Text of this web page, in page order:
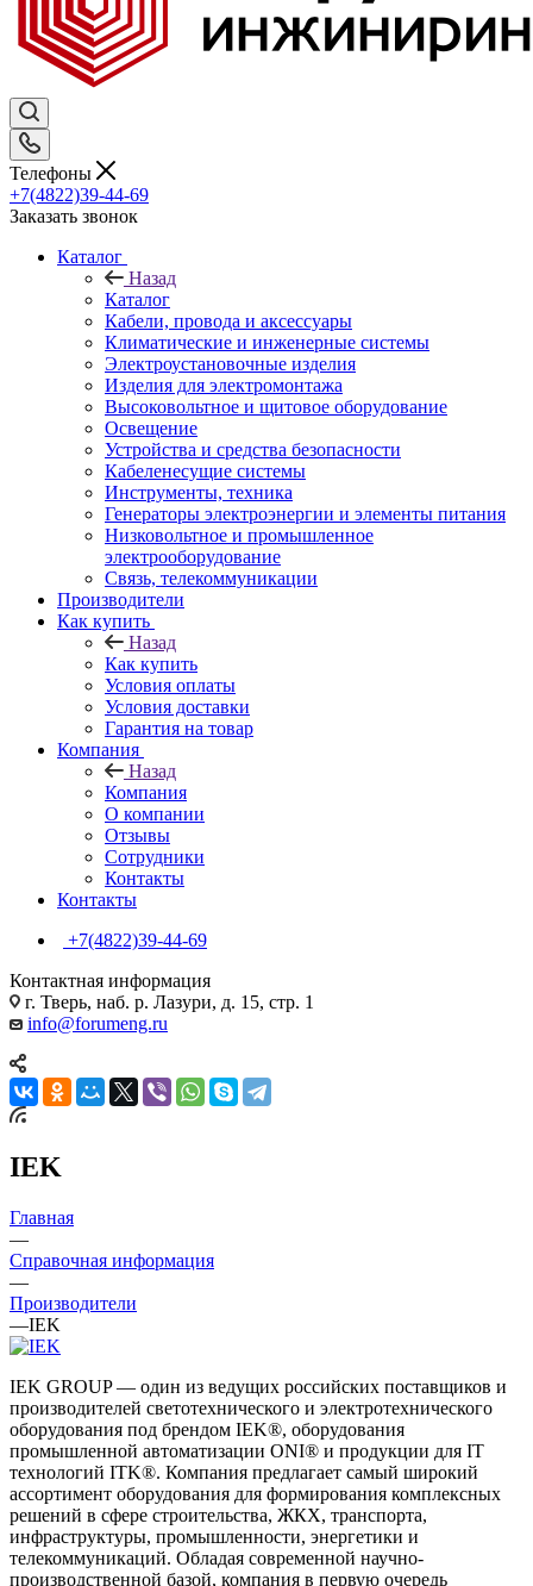
Телефоны
+7(4822)39-44-69
Заказать звонок
Каталог
Назад
Каталог
Кабели, провода и аксессуары
Климатические и инженерные системы
Электроустановочные изделия
Изделия для электромонтажа
Высоковольтное и щитовое оборудование
Освещение
Устройства и средства безопасности
Кабеленесущие системы
Инструменты, техника
Генераторы электроэнергии и элементы питания
Низковольтное и промышленное
электрооборудование
Связь, телекоммуникации
Производители
Как купить
Назад
Как купить
Условия оплаты
Условия доставки
Гарантия на товар
Компания
Назад
Компания
О компании
Отзывы
Сотрудники
Контакты
Контакты
+7(4822)39-44-69
Контактная информация
г. Тверь, наб. р. Лазури, д. 15, стр. 1
info@forumeng.ru
IEK
Главная
—
Справочная информация
—
Производители
—IEK
IEK GROUP — один из ведущих российских поставщиков и
производителей светотехнического и электротехнического
оборудования под брендом IEK®, оборудования
промышленной автоматизации ONI® и продукции для IT
технологий ITK®. Компания предлагает самый широкий
ассортимент оборудования для формирования комплексных
решений в сфере строительства, ЖКХ, транспорта,
инфраструктуры, промышленности, энергетики и
телекоммуникаций. Обладая современной научно-
производственной базой, компания в первую очередь